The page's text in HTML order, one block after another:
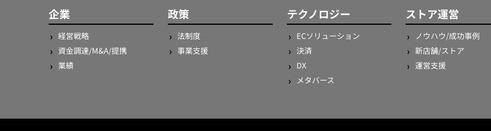
企業
経営戦略
資金調達/M&A/提携
業績
政策
法制度
事業支援
テクノロジー
ECソリューション
決済
DX
メタバース
ストア運営
ノウハウ/成功事例
新店舗/ストア
運営支援